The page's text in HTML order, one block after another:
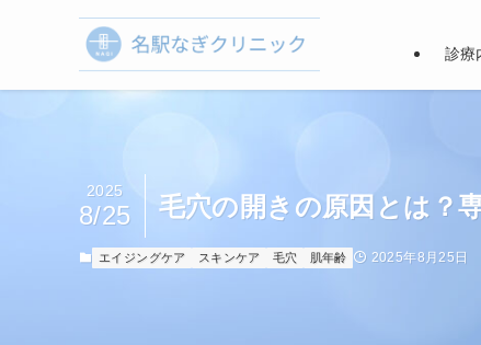
診療
毛穴の開きの原因とは？
2025
8/25
エイジングケア スキンケア 毛穴 肌年齢 2025年8月25日